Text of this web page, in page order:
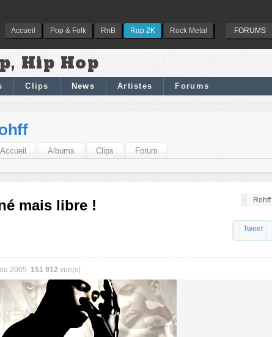
Accueil Pop & Folk RnB Rap 2K Rock Metal FORUMS
Hip Hop
Clips News Artistes Forums
Accueil Albums Clips Forum
Rohff
mais libre !
Tweet
2005 151 912 vue(s)